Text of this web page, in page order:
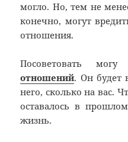
могло. Но, тем не
конечно, могут
отношения.
Посоветовать
отношений. Он будет
него, сколько на вас.
оставалось в
жизнь.